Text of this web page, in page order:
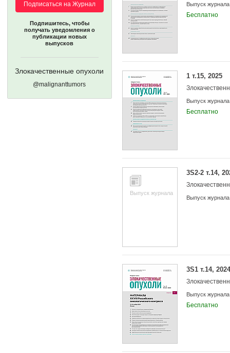
Подписаться на Журнал
Подпишитесь, чтобы
получать уведомления о
публикации новых
выпусков
Злокачественные опухоли
@malignanttumors
Выпуск журнала
Бесплатно
1 т.15, 2025
Выпуск журнала
Бесплатно
Выпуск журнала
3S2-2 т.14,
Выпуск журнала
3S1 т.14, 2024
Выпуск журнала
Бесплатно